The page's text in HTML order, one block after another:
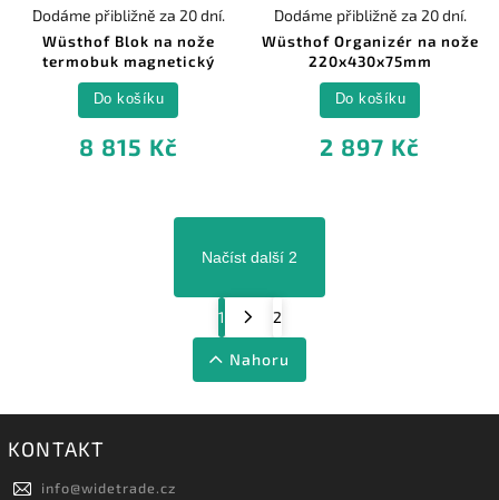
Wüsthof Blok na nože
termobuk magnetický
Dodáme přibližně za 20 dní.
8 815 Kč
Do košíku
Wüsthof Organizér na nože
220x430x75mm
Dodáme přibližně za 20 dní.
2 897 Kč
Do košíku
Načíst další 2
1 2
Nahoru
KONTAKT
info@widetrade.cz